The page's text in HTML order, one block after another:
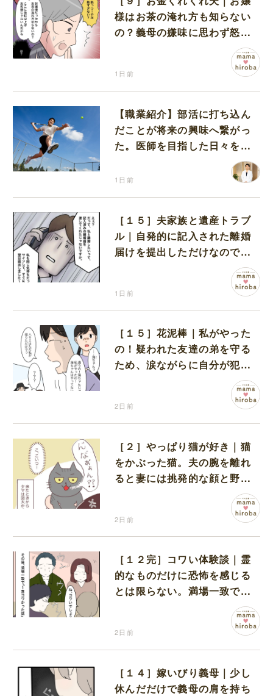
様はお茶の淹れ方も知らない
の？義母の嫌味に思わず怒り
1日前
【職業紹介】部活に打ち込ん
だことが将来の興味へ繋がっ
た。医師を目指した日々を振
1日前
［１５］夫家族と遺産トラブ
ル｜自発的に記入された離婚
届けを提出しただけなので、
1日前
［１５］花泥棒｜私がやった
の！疑われた友達の弟を守る
ため、涙ながらに自分が犯人
2日前
［２］やっぱり猫が好き｜猫
をかぶった猫。夫の腕を離れ
ると妻には挑発的な顔と野太
2日前
［１２完］コワい体験談｜霊
的なものだけに恐怖を感じる
とは限らない。満場一致でコ
ワいと認定された意外な体験
2日前
［１４］嫁いびり義母｜少し
休んだだけで義母の肩を持ち